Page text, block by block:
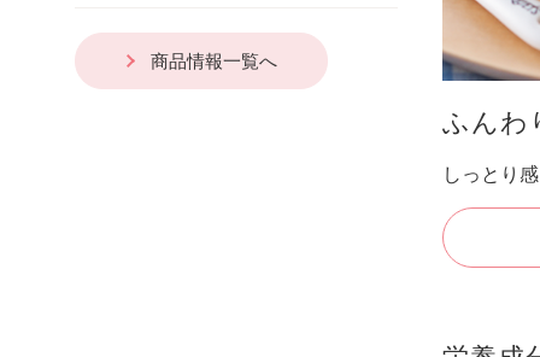
商品情報一覧へ
ふんわ
しっとり